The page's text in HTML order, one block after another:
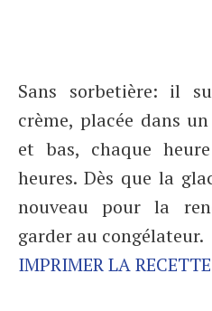
Sans sorbetière: il
crème, placée dans
et bas, chaque
heures. Dès que la
nouveau pour la
garder au congélateur.
IMPRIMER LA RECETTE